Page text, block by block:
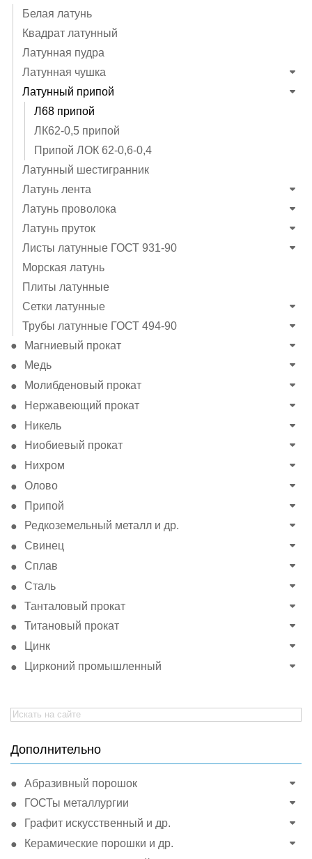
Белая латунь
Квадрат латунный
Латунная пудра
Латунная чушка
Латунный припой
Л68 припой
ЛК62-0,5 припой
Припой ЛОК 62-0,6-0,4
Латунный шестигранник
Латунь лента
Латунь проволока
Латунь пруток
Листы латунные ГОСТ 931-90
Морская латунь
Плиты латунные
Сетки латунные
Трубы латунные ГОСТ 494-90
Магниевый прокат
Медь
Молибденовый прокат
Нержавеющий прокат
Никель
Ниобиевый прокат
Нихром
Олово
Припой
Редкоземельный металл и др.
Свинец
Сплав
Сталь
Танталовый прокат
Титановый прокат
Цинк
Цирконий промышленный
Search
for:
Дополнительно
Абразивный порошок
ГОСТы металлургии
Графит искусственный и др.
Керамические порошки и др.